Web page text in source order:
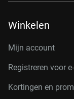
Winkelen
Mijn account
Registreren voor
Kortingen en